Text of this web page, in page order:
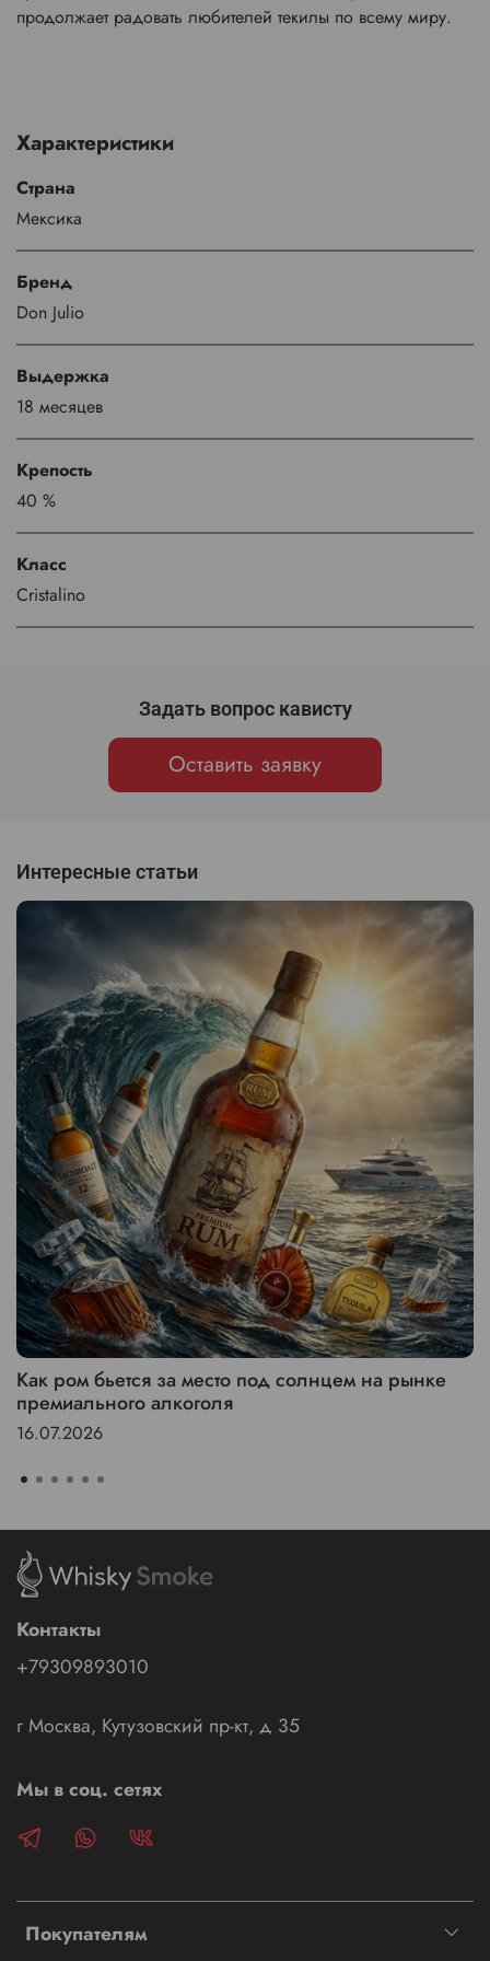
продолжает радовать любителей текилы по всему миру.
Характеристики
Страна
Мексика
Бренд
Don Julio
Выдержка
18 месяцев
Крепость
40 %
Класс
Cristalino
Задать вопрос кависту
Оставить заявку
Интересные статьи
Как ром бьется за место под солнцем на рынке
премиального алкоголя
16.07.2026
Покупателям
Контакты
+79309893010
г Москва, Кутузовский пр-кт, д 35
Мы в соц. сетях